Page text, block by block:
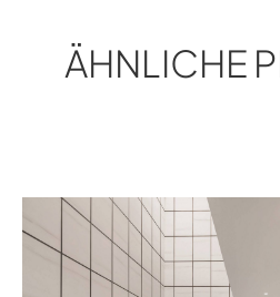
ÄHNLICHE